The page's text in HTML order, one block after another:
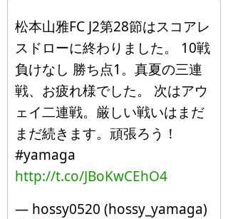
松本山雅FC J2第28節はスコアレ
スドローに終わりました。 10戦
負けなし 勝ち点1。真夏の三連
戦、お疲れ様でした。 次はアウ
ェイ二連戦。厳しい戦いはまだ
まだ続きます。頑張ろう！
#yamaga
http://t.co/JBoKwCEhO4
— hossy0520 (hossy_yamaga)